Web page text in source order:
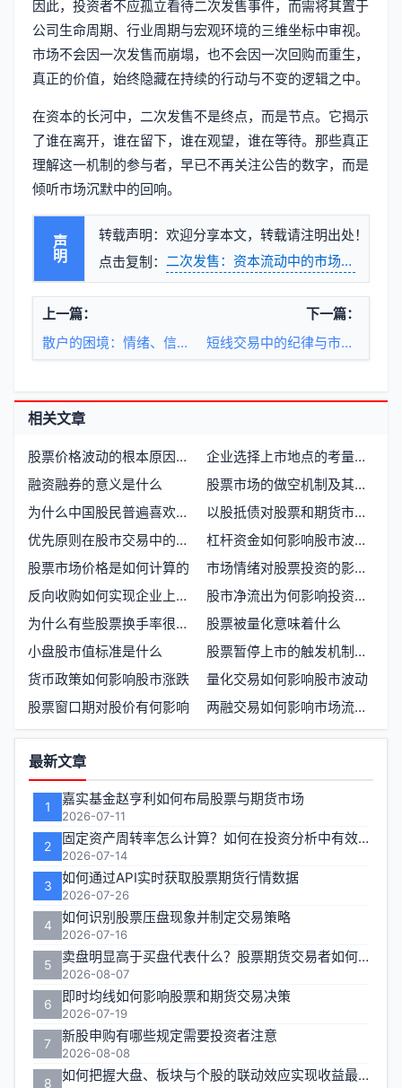
因此，投资者不应孤立看待二次发售事件，而需将其置于
公司生命周期、行业周期与宏观环境的三维坐标中审视。
市场不会因一次发售而崩塌，也不会因一次回购而重生，
真正的价值，始终隐藏在持续的行动与不变的逻辑之中。
在资本的长河中，二次发售不是终点，而是节点。它揭示
了谁在离开，谁在留下，谁在观望，谁在等待。那些真正
理解这一机制的参与者，早已不再关注公告的数字，而是
倾听市场沉默中的回响。
声明
转载声明：欢迎分享本文，转载请注明出处！
点击复制： 二次发售：资本流动中的市场重构与投
上一篇：
散户的困境：情绪、信息与市场结构的三重桎梏
下一篇：
短线交易中的纪律与市场节奏
相关文章
股票价格波动的根本原因是什么 谁在操控股市涨跌
企业选择上市地点的考量因素与策略
融资融券的意义是什么
股票市场的做空机制及其影响
为什么中国股民普遍喜欢追涨杀跌
以股抵债对股票和期货市场有何影响
优先原则在股市交易中的核心作用
杠杆资金如何影响股市波动与投资者行为
股票市场价格是如何计算的
市场情绪对股票投资的影响有多大
反向收购如何实现企业上市目标
股市净流出为何影响投资者决策
为什么有些股票换手率很低？深度解析背后原因
股票被量化意味着什么
小盘股市值标准是什么
股票暂停上市的触发机制与市场影响
货币政策如何影响股市涨跌
量化交易如何影响股市波动
股票窗口期对股价有何影响
两融交易如何影响市场流动性与投资者行为
功
能
区
最新文章
1 嘉实基金赵亨利如何布局股票与期货市场
2026-07-11
2 固定资产周转率怎么计算？如何在投资分析中有效运用？
2026-07-14
3 如何通过API实时获取股票期货行情数据
2026-07-26
4 如何识别股票压盘现象并制定交易策略
2026-07-16
5 卖盘明显高于买盘代表什么？股票期货交易者如何应对
2026-08-07
6 即时均线如何影响股票和期货交易决策
2026-07-19
7 新股申购有哪些规定需要投资者注意
2026-08-08
8 如何把握大盘、板块与个股的联动效应实现收益最大化？